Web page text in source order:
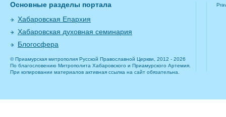
Основные разделы портала
Хабаровская Епархия
Хабаровская духовная семинария
Блогосфера
© Приамурская митрополия Русской Православной Церкви, 2012 - 2026
По благословению Митрополита Хабаровского и Приамурского Артемия.
При копировании материалов активная ссылка на сайт обязательна.